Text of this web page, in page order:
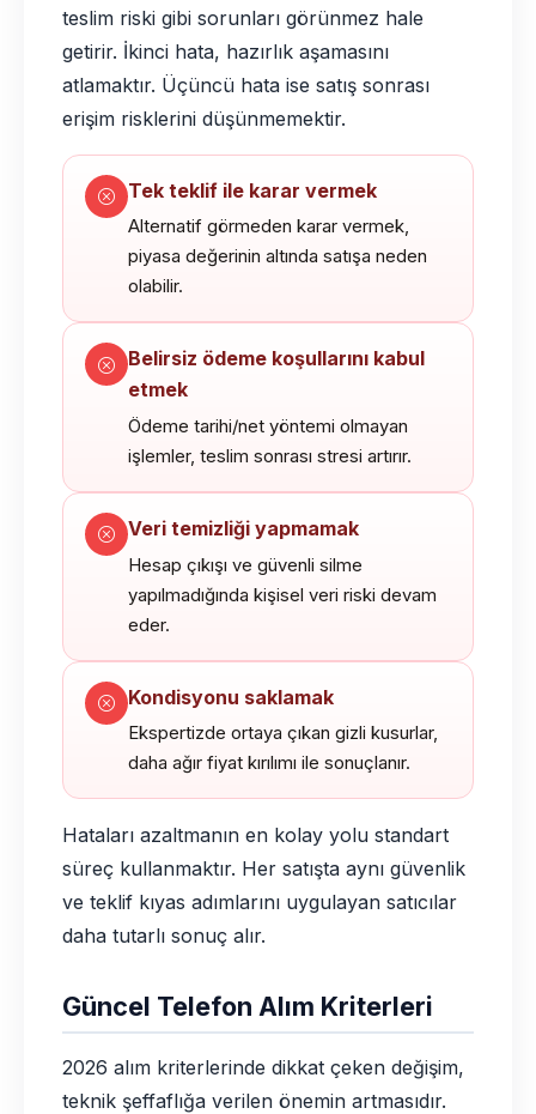
teslim riski gibi sorunları görünmez hale
getirir. İkinci hata, hazırlık aşamasını
atlamaktır. Üçüncü hata ise satış sonrası
erişim risklerini düşünmemektir.
Tek teklif ile karar vermek
Alternatif görmeden karar vermek,
piyasa değerinin altında satışa neden
olabilir.
Belirsiz ödeme koşullarını kabul
etmek
Ödeme tarihi/net yöntemi olmayan
işlemler, teslim sonrası stresi artırır.
Veri temizliği yapmamak
Hesap çıkışı ve güvenli silme
yapılmadığında kişisel veri riski devam
eder.
Kondisyonu saklamak
Ekspertizde ortaya çıkan gizli kusurlar,
daha ağır fiyat kırılımı ile sonuçlanır.
Hataları azaltmanın en kolay yolu standart
süreç kullanmaktır. Her satışta aynı güvenlik
ve teklif kıyas adımlarını uygulayan satıcılar
daha tutarlı sonuç alır.
Güncel Telefon Alım Kriterleri
2026 alım kriterlerinde dikkat çeken değişim,
teknik şeffaflığa verilen önemin artmasıdır.